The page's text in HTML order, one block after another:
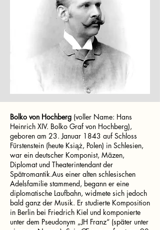
Bolko von Hochberg (voller Name: Hans
Heinrich XIV. Bolko Graf von Hochberg),
geboren am 23. Januar 1843 auf Schloss
Fürstenstein (heute Książ, Polen) in Schlesien,
war ein deutscher Komponist, Mäzen,
Diplomat und Theaterintendant der
Spätromantik.Aus einer alten schlesischen
Adelsfamilie stammend, begann er eine
diplomatische Laufbahn, widmete sich jedoch
bald ganz der Musik. Er studierte Komposition
in Berlin bei Friedrich Kiel und komponierte
unter dem Pseudonym „JH Franz“ (später unter